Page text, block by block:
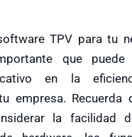
TPV para tu
que
en la
empresa. Recuerda
la facilidad